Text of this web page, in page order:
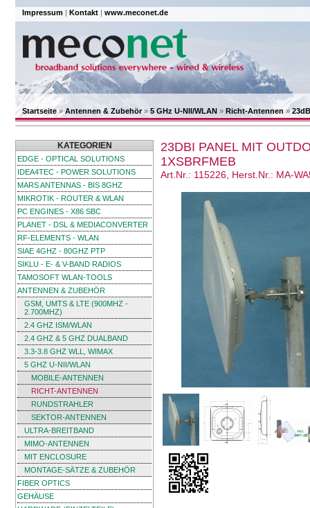
Impressum | Kontakt | www.meconet.de
Startseite»Antennen & Zubehör » 5 GHz U-NII/WLAN » Richt-Antennen »
KATEGORIEN
EDGE - OPTICAL SOLUTIONS
IDEA4TEC - POWER SOLUTIONS
MARS ANTENNAS - BIS 8GHZ
MIKROTIK - ROUTER & WLAN
PC ENGINES - X86 SBC
PLANET - DSL & MEDIACONVERTER
RF-ELEMENTS - WLAN
SIAE 4GHZ - 80GHZ PTP
SIKLU - E- & V-BAND RADIOS
TAMOSOFT WLAN-TOOLS
ANTENNEN & ZUBEHÖR
GSM, UMTS & LTE (900MHZ -
2.700MHZ)
2.4 GHZ ISM/WLAN
2.4 GHZ & 5 GHZ DUALBAND
3.3-3.8 GHZ WLL, WIMAX
5 GHZ U-NII/WLAN
MOBILE-ANTENNEN
RICHT-ANTENNEN
RUNDSTRAHLER
SEKTOR-ANTENNEN
ULTRA-BREITBAND
MIMO-ANTENNEN
MIT ENCLOSURE
MONTAGE-SÄTZE & ZUBEHÖR
FIBER OPTICS
GEHÄUSE
23DBI PANEL MIT
1XSBRFMEB
Art.Nr.: 115226, Herst.Nr.: MA-